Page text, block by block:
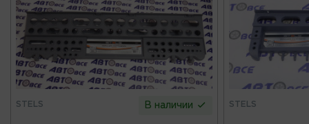
STELS В наличии STELS